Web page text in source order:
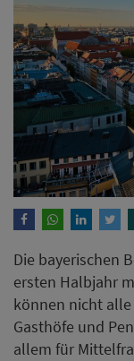
Die bayerischen
ersten Halbjahr
können nicht
Gasthöfe und
allem für